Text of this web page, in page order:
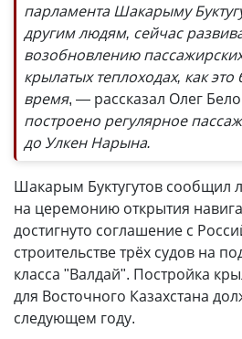
парламента Шакарыму
другим людям, сейчас
возобновлению
крылатых теплоходах, как
время, — рассказал Олег
построено регулярное
до Улкен Нарына.
Шакарым Буктугутов сообщил
на церемонию открытия
достигнуто соглашение с
строительстве трёх судов на
класса "Валдай". Постройка
для Восточного Казахстана
следующем году.